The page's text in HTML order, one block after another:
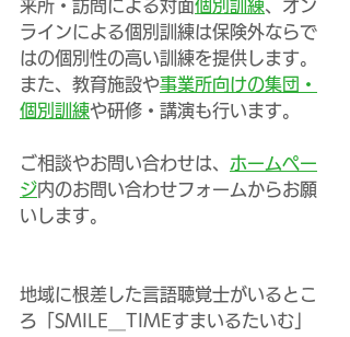
来所・訪問による対面個別訓練、オン
ラインによる個別訓練は保険外ならで
はの個別性の高い訓練を提供します。
また、教育施設や事業所向けの集団・
個別訓練や研修・講演も行います。
ご相談やお問い合わせは、 ホームペー
ジ内のお問い合わせフォームからお願
いします。
地域に根差した言語聴覚士がいるとこ
ろ「SMILE＿TIMEすまいるたいむ」